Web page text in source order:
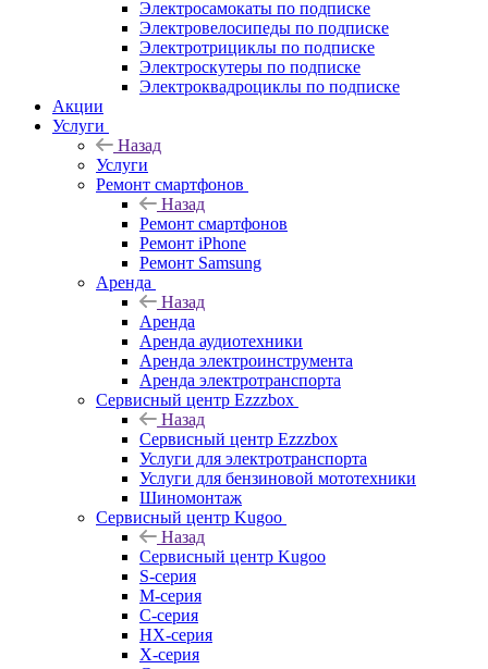
Электросамокаты по подписке
Электровелосипеды по подписке
Электротрициклы по подписке
Электроскутеры по подписке
Электроквадроциклы по подписке
Акции
Услуги
Назад
Услуги
Ремонт смартфонов
Назад
Ремонт смартфонов
Ремонт iPhone
Ремонт Samsung
Аренда
Назад
Аренда
Аренда аудиотехники
Аренда электроинструмента
Аренда электротранспорта
Сервисный центр Ezzzbox
Назад
Сервисный центр Ezzzbox
Услуги для электротранспорта
Услуги для бензиновой мототехники
Шиномонтаж
Сервисный центр Kugoo
Назад
Сервисный центр Kugoo
S-cерия
M-серия
С-серия
HX-серия
X-серия